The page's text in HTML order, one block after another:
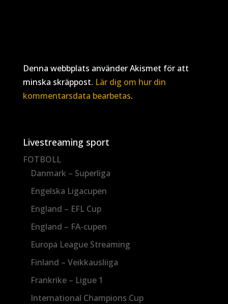
Denna webbplats använder Akismet för att
minska skräppost. Lär dig om hur din
kommentarsdata bearbetas.
Livestreaming sport
FOTBOLL
Danmark – Superliga
Engelska Ligacupen
England – EFL Cup
England – FA-cupen
Europa League Streaming
Finland – Veikkausliiga
Frankrike – Ligue 1
International Champions Cup